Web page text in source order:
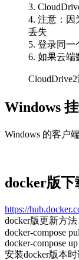
3.
4. 注意：因
丢失
5. 登录同一
6. 如果云端
Windows
Windows 的客户
docker版下
https://
docker版更新方法
docker-compose
docker-compose
安装docker版本